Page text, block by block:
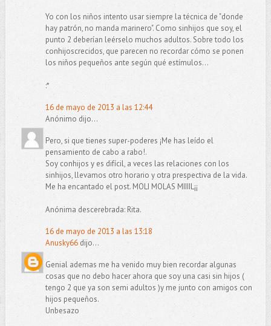
Yo con los niños intento usar siempre la técnica de "donde
hay patrón, no manda marinero". Como sinhijos que soy, el
punto 2 deberían leérselo muchos adultos. Sobre todo los
conhijoscrecidos, que parecen no recordar cómo se ponen
los niños pequeños ante según qué estímulos...
:*
16 de mayo de 2013 a las 12:44
Anónimo dijo...
Pero, si que tienes super-poderes ¡Me has leído el
pensamiento de cabo a rabo!.
Soy conhijos y es difícil, a veces las relaciones con los
sinhijos, llevamos otro horario y otra prespectiva de la vida.
Me ha encantado el post. MOLI MOLAS MIIIIL¡¡
Anónima descerebrada: Rita.
16 de mayo de 2013 a las 13:18
Anusky66dijo...
Genial ademas me ha venido muy bien recordar algunas
cosas que no debo hacer ahora que soy una casi sin hijos (
tengo 2 que ya son semi adultos )y me junto con amigos con
hijos pequeños.
Unbesazo